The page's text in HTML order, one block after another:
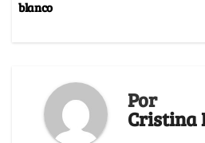
blanco
Por
Cristina